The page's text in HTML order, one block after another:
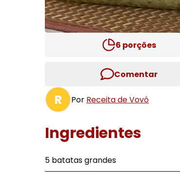
6 porções
Comentar
R Por Receita de Vovó
Ingredientes
5 batatas grandes